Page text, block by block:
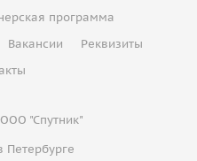
программа
Вакансии
Реквизиты
ООО "Спутник"
Петербурге